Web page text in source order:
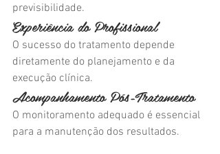
previsibilidade.
Experiência do Profissional
O sucesso do tratamento depende
diretamente do planejamento e da
execução clínica.
Acompanhamento Pós-Tratamento
O monitoramento adequado é essencial
para a manutenção dos resultados.